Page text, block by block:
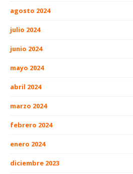
agosto 2024
julio 2024
junio 2024
mayo 2024
abril 2024
marzo 2024
febrero 2024
enero 2024
diciembre 2023